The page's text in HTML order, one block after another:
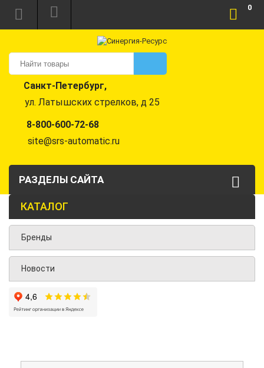
Санкт-Петербург,
ул. Латышских стрелков, д 25
8-800-600-72-68
site@srs-automatic.ru
0
РАЗДЕЛЫ САЙТА
КАТАЛОГ
Бренды
Новости